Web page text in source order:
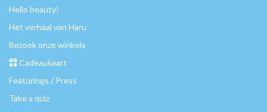
Hello beauty!
Het verhaal van Haru
Bezoek onze winkels
Cadeaukaart
Featurings / Press
Take a quiz